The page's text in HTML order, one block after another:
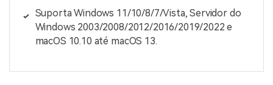
Suporta Windows 11/10/8/7/Vista, Servidor do
Windows 2003/2008/2012/2016/2019/2022 e
macOS 10.10 até macOS 13.